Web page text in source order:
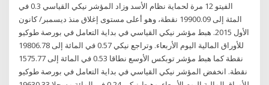
الفيتو 12 مرة لحماية نظام الأسد وزاد المؤشر نيكي القياسي 0.3 في
المئة إلى 19900.09 نقطة، وهو أعلى مستوى إغلاق منذ ديسمبر/ كانون
الأول 2015. هبط مؤشر نيكي القياسي في بداية التعامل في بورصة طوكيو
للأوراق المالية اليوم الأربعاء. وتراجع نيكي 0.57 في المائة إلى 19806.78
نقطة كما هبط مؤشر توبكس الأوسع نطاقا 0.53 في المائة إلى 1575.77
نقطة. انخفض المؤشر نيكي القياسي في بداية التعامل في بورصة طوكيو